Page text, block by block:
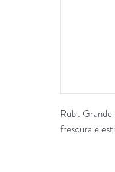
Rubi.
frescura e